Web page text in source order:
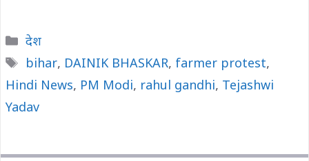
e
b
o
o
s
A
L
i
l
e
Categories
देश
Tags
bihar, DAINIK BHASKAR, farmer protest,
Hindi News, PM Modi, rahul gandhi, Tejashwi
Yadav